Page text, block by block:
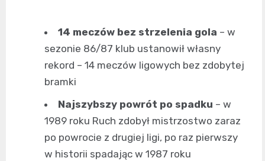
14 meczów bez strzelenia gola – w
sezonie 86/87 klub ustanowił własny
rekord – 14 meczów ligowych bez zdobytej
bramki
Najszybszy powrót po spadku – w
1989 roku Ruch zdobył mistrzostwo zaraz
po powrocie z drugiej ligi, po raz pierwszy
w historii spadając w 1987 roku